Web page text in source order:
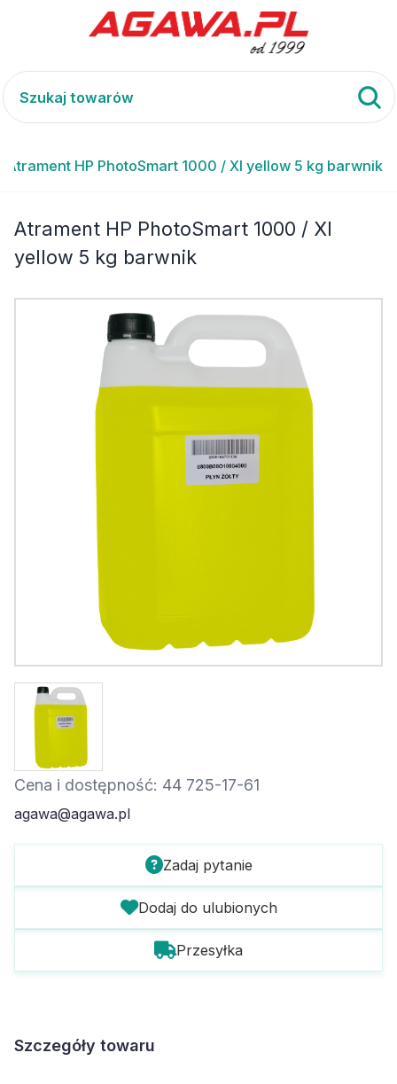
Atrament HP PhotoSmart 1000 / XI yellow 5 kg barwnik
Atrament HP PhotoSmart 1000 / XI
yellow 5 kg barwnik
Cena i dostępność: 44 725-17-61
agawa@agawa.pl
Zadaj pytanie
Dodaj do ulubionych
Przesyłka
Szczegóły towaru